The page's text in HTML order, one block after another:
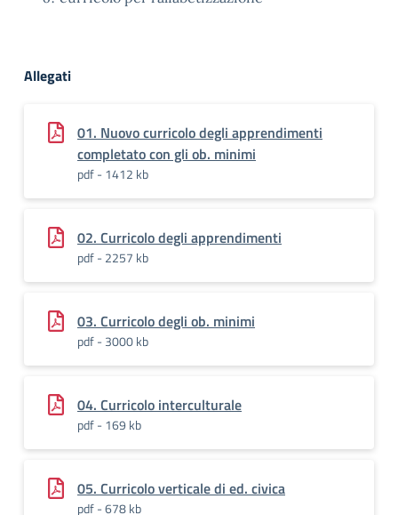
Allegati
01. Nuovo curricolo degli apprendimenti
completato con gli ob. minimi
pdf - 1412 kb
02. Curricolo degli apprendimenti
pdf - 2257 kb
03. Curricolo degli ob. minimi
pdf - 3000 kb
04. Curricolo interculturale
pdf - 169 kb
05. Curricolo verticale di ed. civica
pdf - 678 kb